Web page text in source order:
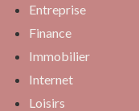
Entreprise
Finance
Immobilier
Internet
Loisirs